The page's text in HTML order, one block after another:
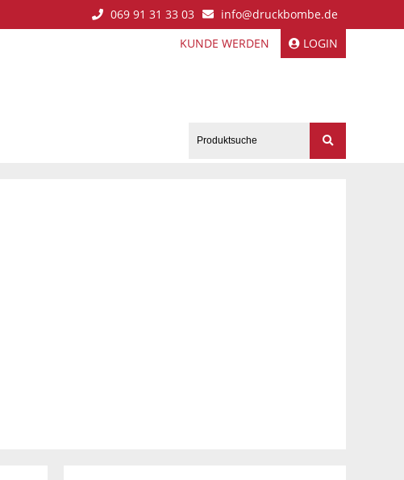
069 91 31 33 03
info@druckbombe.de
KUNDE WERDEN
LOGIN